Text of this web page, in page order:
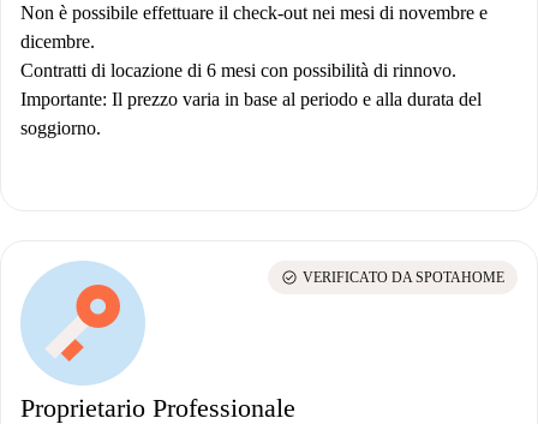
Non è possibile effettuare il check-out nei mesi di novembre e
dicembre.
Contratti di locazione di 6 mesi con possibilità di rinnovo.
Importante: Il prezzo varia in base al periodo e alla durata del
soggiorno.
Proprietario Professionale
check_circle VERIFICATO DA SPOTAHOME